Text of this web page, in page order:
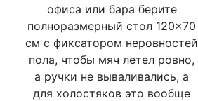
офиса или бара берите
полноразмерный стол 120×70
см с фиксатором неровностей
пола, чтобы мяч летел ровно,
а ручки не вываливались, а
для холостяков это вообще